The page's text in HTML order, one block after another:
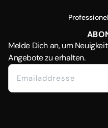
Melde Dichan, um
Angebote zu erhalten.